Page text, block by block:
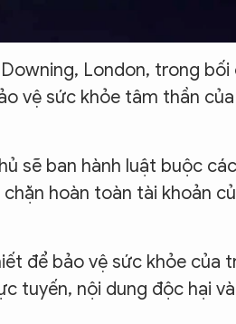
London, trong bối
vệ sức khỏe tâm thần
sẽ ban hành luật buộc
hoàn toàn tài khoản
để bảo vệ sức khỏe của
tuyến, nội dung độc hại